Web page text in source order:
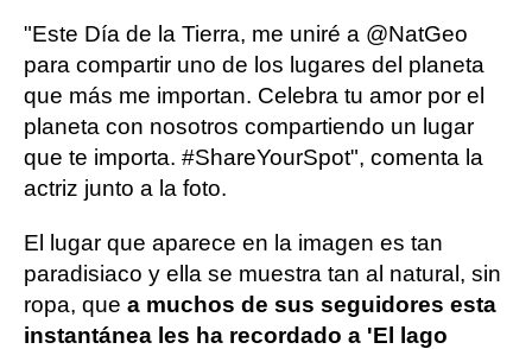
"Este Día de la Tierra, me uniré a @NatGeo
para compartir uno de los lugares del planeta
que más me importan. Celebra tu amor por el
planeta con nosotros compartiendo un lugar
que te importa. #ShareYourSpot", comenta la
actriz junto a la foto.
El lugar que aparece en la imagen es tan
paradisiaco y ella se muestra tan al natural, sin
ropa, que a muchos de sus seguidores esta
instantánea les ha recordado a 'El lago